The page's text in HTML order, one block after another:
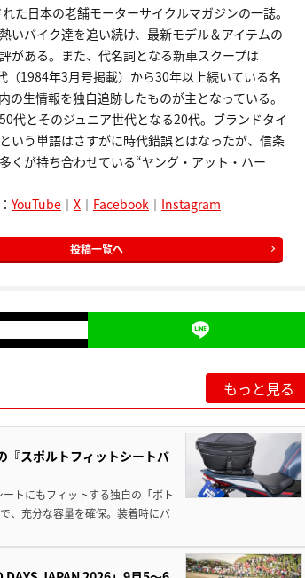
た日本の老舗モーターサイクルマガジンの一誌。
いバイク達を追い続け、最新モデル＆アイテムの
がある。また、代名詞となる新車スクープは
（1984年3月号掲載）から30年以上続いている名
の生情報を独自追跡したものが主となっている。
代とそのジュニア世代となる20代。ブランドタイ
いう単語はさすがに時代錯誤とはなったが、信条
くが持ち合わせている“ヤング・アット・ハー
YouTube｜ X｜ Facebook｜ Instagram
投稿一覧へ
もっと見る
『スポルトフィットシートバ
トにもフィットする独自の「ボト
、充分な容量を確保。装着時にバ